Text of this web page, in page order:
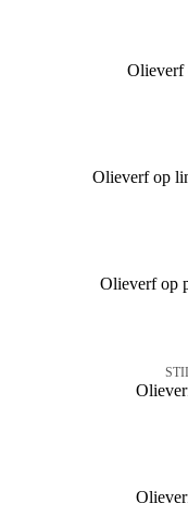
Olieverf
Olieverf op
Olieverf op